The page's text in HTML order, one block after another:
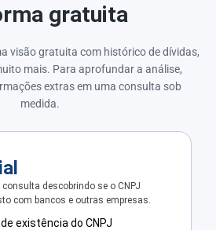
gratuita
visão gratuita com histórico de dívidas,
mais. Para aprofundar a análise,
extras em uma consulta sob
medida.
descobrindo se o CNPJ
com bancos e outras empresas.
existência do CNPJ